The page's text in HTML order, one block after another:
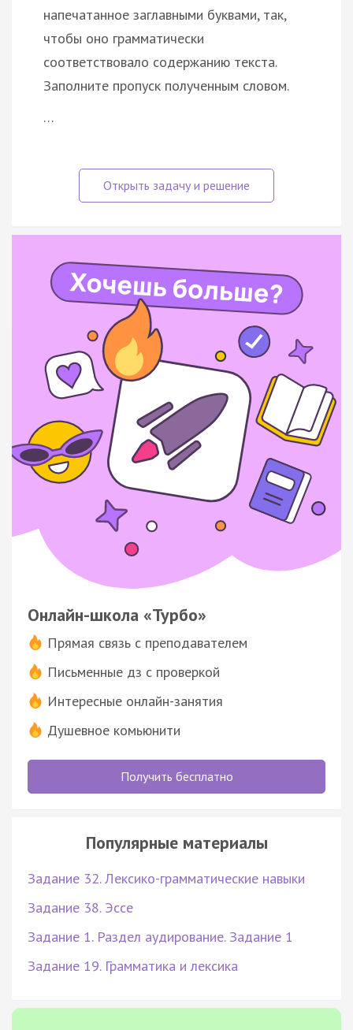
напечатанное заглавными буквами, так,
чтобы оно грамматически
соответствовало содержанию текста.
Заполните пропуск полученным словом.
…
Онлайн-школа «Турбо»
Прямая связь с преподавателем
Письменные дз с проверкой
Интересные онлайн-занятия
Душевное комьюнити
Получить бесплатно
Популярные материалы
Задание 32. Лексико-грамматические навыки
Задание 38. Эссе
Задание 1. Раздел аудирование. Задание 1
Задание 19. Грамматика и лексика